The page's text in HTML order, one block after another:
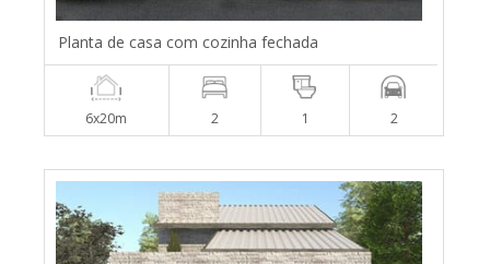
Planta de casa com cozinha fechada
6x20m 2 1 2